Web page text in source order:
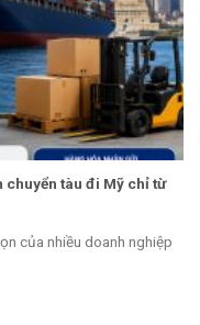
chuyển tàu đi Mỹ chỉ từ
của nhiều doanh nghiệp